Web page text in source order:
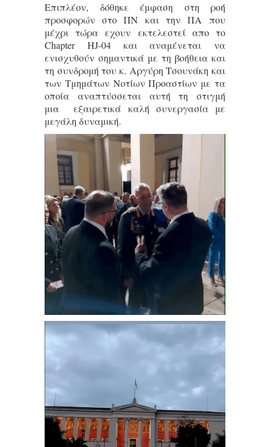
Επιπλέον, δόθηκε έμφαση στη ροή
προσφορών στο ΠΝ και την ΠΑ που
μέχρι τώρα εχουν εκτελεστεί απο το
Chapter HJ-04 και αναμένεται να
ενισχυθούν σημαντικά με τη βοήθεια και
τη συνδρομή του κ. Αργύρη Τσουνάκη και
των Τμημάτων Νοτίων Προαστίων με τα
οποία αναπτύσσεται αυτή τη στιγμή
μια εξαιρετικά καλή συνεργασία με
μεγάλη δυναμική.